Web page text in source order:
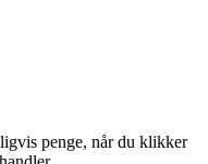
penge, når du klikker